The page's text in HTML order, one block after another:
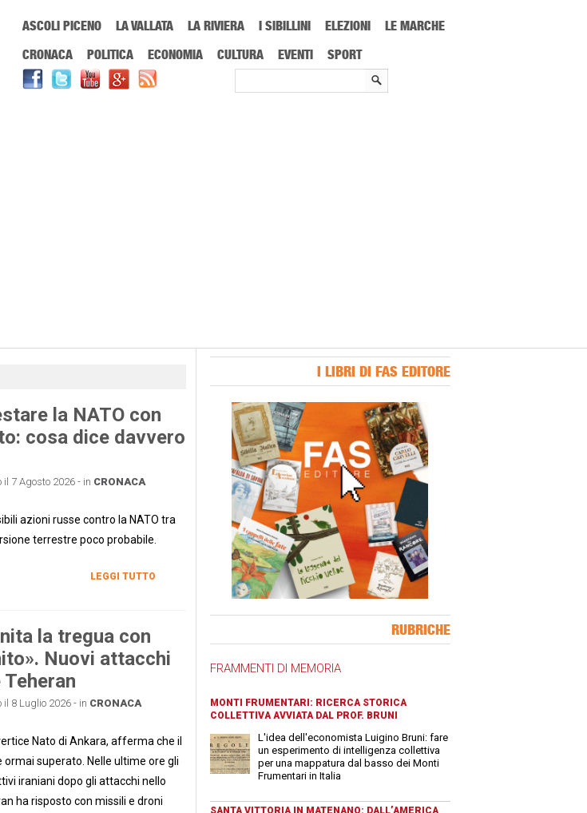
ASCOLI PICENO LA VALLATA LA RIVIERA I SIBILLINI ELEZIONI
LE MARCHE
CRONACA
POLITICA ECONOMIA CULTURA EVENTI SPORT
la NATO con
cosa dice davvero
7 Agosto 2026 - in CRONACA
azioni russe contro la NATO tra
terrestre poco probabile.
LEGGI TUTTO
la tregua con
Nuovi attacchi
8 Luglio 2026 - in CRONACA
Nato di Ankara, afferma che il
superato. Nelle ultime ore gli
iraniani dopo gli attacchi nello
ha risposto con missili e droni
I LIBRI DI FAS EDITORE
RUBRICHE
FRAMMENTI DI MEMORIA
MONTI FRUMENTARI: RICERCA STORICA
COLLETTIVA AVVIATA DAL PROF. BRUNI
L'idea dell'economista Luigino Bruni: fare
un esperimento di intelligenza collettiva
per una mappatura dal basso dei Monti
Frumentari in Italia
SANTA VITTORIA IN MATENANO: DALL’AMERICA